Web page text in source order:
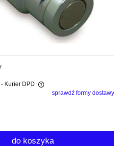
- Kurier DPD
kosztów płatnościsprawdź formy dostawy
do koszyka